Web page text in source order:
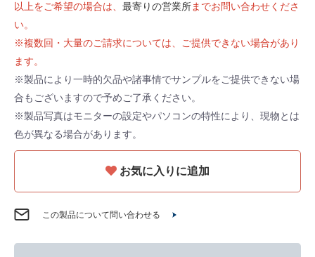
以上をご希望の場合は、 最寄りの営業所までお問い合わせくださ
い。
※複数回・大量のご請求については、ご提供できない場合があり
ます。
※製品により一時的欠品や諸事情でサンプルをご提供できない場
合もございますので予めご了承ください。
※製品写真はモニターの設定やパソコンの特性により、現物とは
色が異なる場合があります。
お気に入りに追加
この製品について問い合わせる